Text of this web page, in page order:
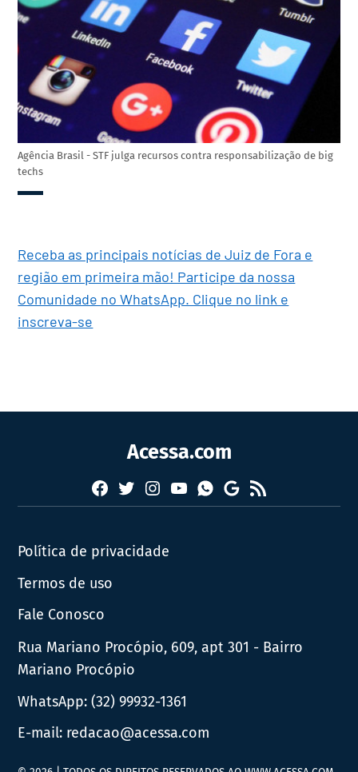
Agência Brasil - STF julga recursos contra responsabilização de big
techs
Receba as principais notícias de Juiz de Fora e
região em primeira mão! Participe da nossa
Comunidade no WhatsApp. Clique no link e
inscreva-se
Acessa.com
Facebook
TwitterInstagram
YouTubeWhatsapp
Google
News
RSS
Política de privacidade
Termos de uso
Fale Conosco
Rua Mariano Procópio, 609, apt 301 - Bairro
Mariano Procópio
WhatsApp:(32) 99932-1361
E-mail: redacao@acessa.com